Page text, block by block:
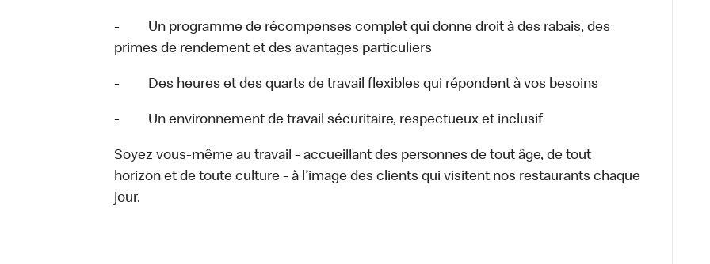
- Un programme de récompenses complet qui donne droit à des rabais, des
primes de rendement et des avantages particuliers
- Des heures et des quarts de travail flexibles qui répondent à vos besoins
- Un environnement de travail sécuritaire, respectueux et inclusif
Soyez vous-même au travail - accueillant des personnes de tout âge, de tout
horizon et de toute culture - à l’image des clients qui visitent nos restaurants chaque
jour.